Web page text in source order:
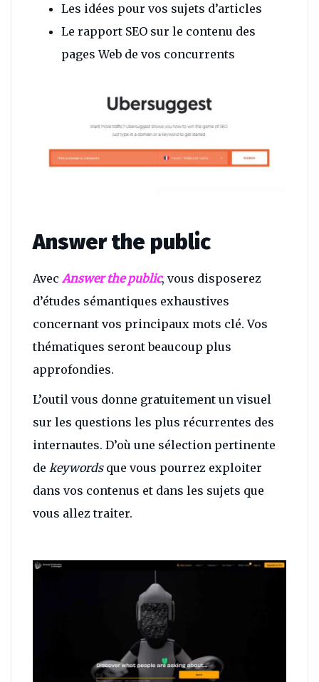
Les idées pour vos sujets d’articles
Le rapport SEO sur le contenu des
pages Web de vos concurrents
Answer the public
Avec Answer the public, vous disposerez
d’études sémantiques exhaustives
concernant vos principaux mots clé. Vos
thématiques seront beaucoup plus
approfondies.
L’outil vous donne gratuitement un visuel
sur les questions les plus récurrentes des
internautes. D’où une sélection pertinente
de keywordsque vous pourrez exploiter
dans vos contenus et dans les sujets que
vous allez traiter.